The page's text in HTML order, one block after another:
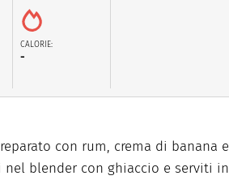
CALORIE:
-
con rum, crema di banana e
blender con ghiaccio e serviti in